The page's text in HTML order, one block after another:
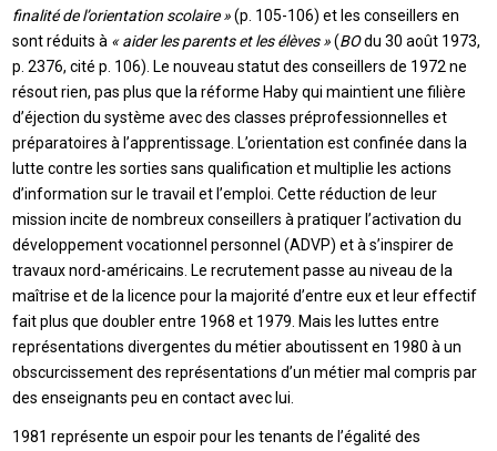
finalité de l’orientation scolaire »(p. 105-106) et les conseillers en
sont réduits à « aider les parents et les élèves »(BOdu 30 août 1973,
p. 2376, cité p. 106). Le nouveau statut des conseillers de 1972 ne
résout rien, pas plus que la réforme Haby qui maintient une filière
d’éjection du système avec des classes préprofessionnelles et
préparatoires à l’apprentissage. L’orientation est confinée dans la
lutte contre les sorties sans qualification et multiplie les actions
d’information sur le travail et l’emploi. Cette réduction de leur
mission incite de nombreux conseillers à pratiquer l’activation du
développement vocationnel personnel (ADVP) et à s’inspirer de
travaux nord-américains. Le recrutement passe au niveau de la
maîtrise et de la licence pour la majorité d’entre eux et leur effectif
fait plus que doubler entre 1968 et 1979. Mais les luttes entre
représentations divergentes du métier aboutissent en 1980 à un
obscurcissement des représentations d’un métier mal compris par
des enseignants peu en contact avec lui.
1981 représente un espoir pour les tenants de l’égalité des